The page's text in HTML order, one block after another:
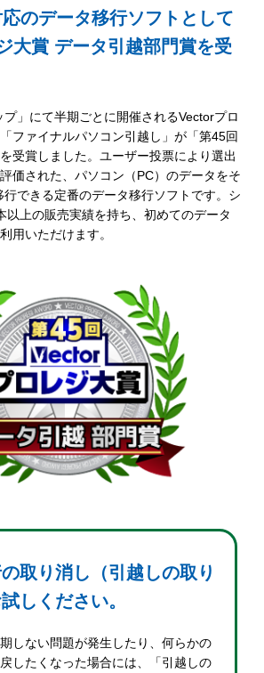
のデータ移行ソフトとして
大賞 データ引越部門賞を受
プ」にて半期ごとに開催されるVectorプロ
ファイナルパソコン引越し」が「第45回
受賞しました。ユーザー投票により選出
価された、パソコン（PC）のデータをそ
できる定番のデータ移行ソフトです。シ
以上の販売実績を持ち、初めてのデータ
用いただけます。
取り消し（引越しの取り
しください。
しない問題が発生したり、何らかの
したくなった場合には、「引越しの